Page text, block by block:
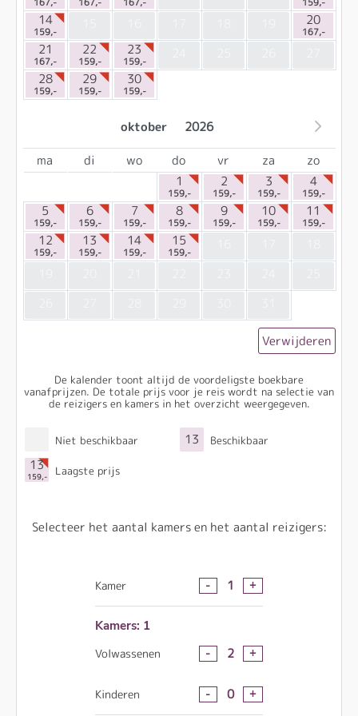
167,- 167,- 167,- 159,-
14
159,-
20
167,-
21
167,-
22
159,-
23
159,-
28
159,-
29
159,-
30
159,-
oktober 2026
ma di wo do vr za
zo
1
159,-
2
159,-
3
159,-
4
159,-
5
159,-
6
159,-
7
159,-
8
159,-
9
159,-
10
159,-
11
159,-
12
159,-
13
159,-
14
159,-
15
159,-
Verwijderen
De kalender toont altijd de voordeligste boekbare
vanafprijzen. De totale prijs voor je reis wordt na selectie van
de reizigers en kamers in het overzicht weergegeven.
Niet beschikbaar 13 Beschikbaar
13
159,- Laagste prijs
Selecteer het aantal kamers en het aantal reizigers:
Kamer - 1 +
Kamers: 1
Volwassenen - 2 +
Kinderen - 0 +